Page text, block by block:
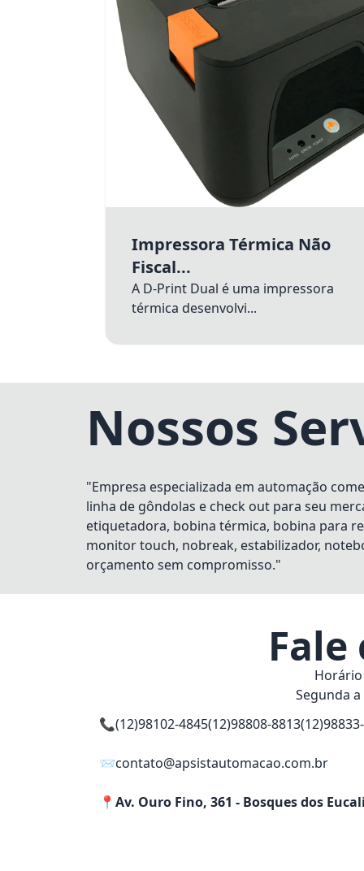
Impressora Térmica Não
Fiscal...
A D-Print Dual é uma impressora
térmica desenvolvi...
Nossos
"Empresa especializada em automação
linha de gôndolas e check out para seu
etiquetadora, bobina térmica, bobina para
monitor touch, nobreak, estabilizador,
orçamento sem compromisso."
Fale
Segunda
📞(12)98102-4845(12)98808-8813
📨contato@apsistautomacao.com.br
📍 Av. Ouro Fino, 361 - Bosques dos